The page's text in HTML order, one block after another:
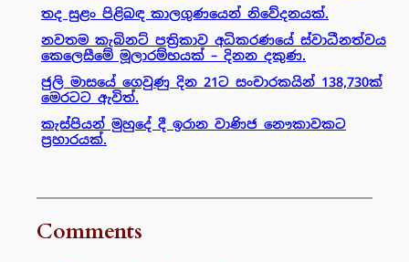
තද සුළං පිළිබඳ කාලගුණයෙන් නිවේදනයක්.
නවතම කැබිනට් පත්‍රිකාව අධිකරණයේ ස්වාධීනත්වය
කෙලෙසීමේ මූලාරම්භයක් – දිනන දකුණ.
ජුලි මාසයේ ගෙවුණු දින 21ට සංචාරකයින් 138,730ක්
මෙරටට ඇවිත්.
කැස්පියන් මුහුදේ දී ඉරාන වාණිජ නෞකාවකට
ප්‍රහාරයක්.
Comments